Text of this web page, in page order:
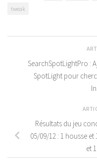
tweak
SearchSpotLightPro :
SpotLight pour
Résultats du jeu
05/09/12 : 1 housse
et